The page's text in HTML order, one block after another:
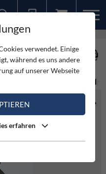
verwendet. Einige
während es uns andere
auf unserer Webseite
erfahren